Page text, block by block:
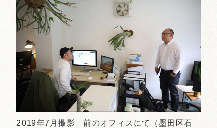
2019年7月撮影 前のオフィスにて（墨田区石